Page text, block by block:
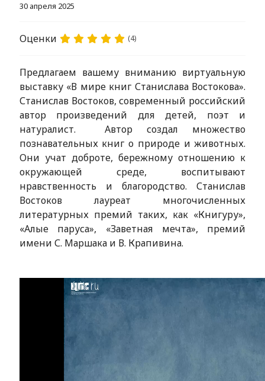
30 апреля 2025
Оценки (4)
Предлагаем вашему вниманию виртуальную
выставку «В мире книг Станислава Востокова».
Станислав Востоков, современный российский
автор произведений для детей, поэт и
натуралист. Автор создал множество
познавательных книг о природе и животных.
Они учат доброте, бережному отношению к
окружающей среде, воспитывают
нравственность и благородство. Станислав
Востоков лауреат многочисленных
литературных премий таких, как «Книгуру»,
«Алые паруса», «Заветная мечта», премий
имени С. Маршака и В. Крапивина.